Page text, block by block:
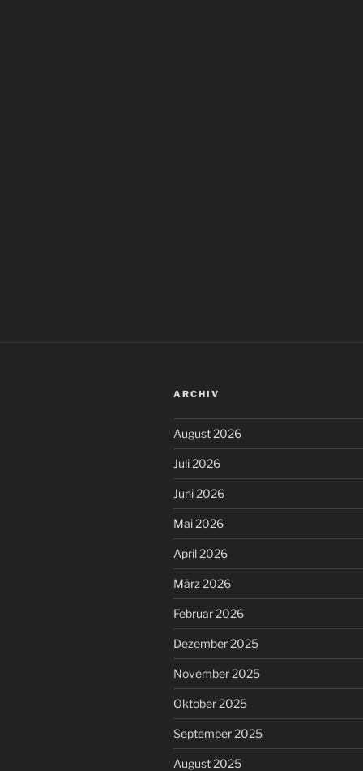
ARCHIV
August 2026
Juli 2026
Juni 2026
Mai 2026
April 2026
März 2026
Februar 2026
Dezember 2025
November 2025
Oktober 2025
September 2025
August 2025